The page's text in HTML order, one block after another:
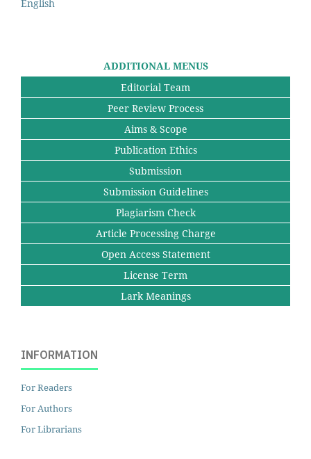
English
ADDITIONAL MENUS
Editorial Team
Peer Review Process
Aims & Scope
Publication Ethics
Submission
Submission Guidelines
Plagiarism Check
Article Processing Charge
Open Access Statement
License Term
Lark Meanings
INFORMATION
For Readers
For Authors
For Librarians